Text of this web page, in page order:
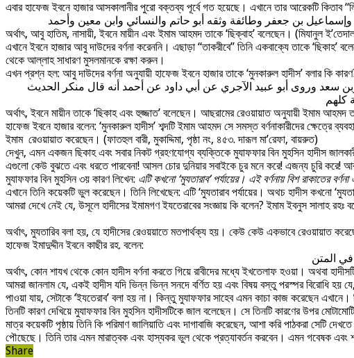
এবার হাফেজ ইবনে হাজার আসকালানীর পুরো বক্তব্য পূর্বে গত হয়েছে। এখানে তার আরেকটি কিতাব
بن جعفر وطائفة وثقه أبو حاتم والنسائي وابن معين وأحمد
অর্থাৎ, আবু হাতিম, নাসায়ী, ইবনে মায়ীন এবং ইমাম আহমদ তাকে ‘ছিক্বাহ’ বলেছেন। (মিযানুল
এখানে ইবনে হাজার আবু দাউদের বর্ণনা করেননি। এছাড়া “তাকরীবে” তিনি একবাক্যে তাকে
থেকে আল্লাহ সাধারণ মুসলমানকে রক্ষা করুন।
এখন প্রশ্ন হল: আবু দাউদের বর্ণনা অনুযায়ী হাফেজ ইবনে হাজার তাকে ‘মুনকারুল হাদীস’ বলার কি
سعد وروى أبو عبيد الآجري عن أبي داود عن أحمد أنه قال منكر الحديث
كلهم
অর্থাৎ, ইবনে মায়ীন তাকে ‘ছিকাহ এবং হুজ্জাত’ বলেছেন। আছরামের রেওয়ায়াত অনুযায়ী ইমাম
হাফেজ ইবনে হাজার বলেন: ‘মুনকারুল হাদীস’ শব্দটি ইমাম আহমদ সে সমস্ত বর্ণনাকারীদের ক্ষেত্রে
ইমাম রেওয়ায়াত করেছেন। (ফাতহুল বারী, মুকাদ্দিমা, পৃষ্ঠা নং, ৪৫৩. দারূল মা’রেফা, বায়রুত)
দেখুন, এমন একজন ছিকাহ এবং সবার নিকট গ্রহণযোগ্য ব্যক্তিকে মুযাফফার বিন মুহসিন হাদীস
এগুলো কেউ বুঝতে এবং ধরতে পারবেনা! আসল চোর দুনিয়ার সবাইকে চুর মনে করে! এজন্য চুরি করে!
মুযাফফার বিন মুহসিন ৩য় কারণ লিখেন: এটি কখনো ‘মুযতারাব’ পর্যায়ের। এই বর্ণনায় বিশ রাকাতের
এখানে তিনি কয়েকটি ভুল করেছেন। তিনি লিখেছেন: এটি ‘মুযতারাব পর্যায়ের। অথচ হাদীস কখনো
আমরা দেখে নেই যে, উসূলে হাদীসের ইমামগণ ইযতেরাবের সংজ্ঞায় কি বলেন? ইমাম ইবনুস সালাহ রহঃ
অর্থাৎ, মুযতারিব বলা হয়, যে হাদীসের রেওয়য়াতে মতপার্থক্য হয়। কেউ কেউ একভাবে রেওয়ায়াত
হাফেজ ইমাদুদ্দীন ইবনে কাছীর রহ. বলেন:
المتن
অর্থাৎ, কোন শাযখ থেকে কোন হাদীস বর্ণনা করতে গিয়ে রাবীদের মধ্যে ইখতেলাফ হওয়া। অথবা
আমরা জানলাম যে, একই হাদীস যদি ভিন্ন ভিন্ন সনদে বর্ণিত হয় এবং বিষয় বস্তু পরস্পর বিরোধি হয়
পাওয়া যায়, সেটাকে ‘ইযতেরাব’ বলা হয় না। কিন্তু মুযাফফার সাহেব এমন কাচা কাজ করেছেন এখানে।
তিনটি কারণ দেখিয়ে মুযাফফার বিন মুহসিন হাদীসটিকে জাল বলেছেন। সে তিনটি কারণের উপর
মাত্র কয়েকটি পৃষ্ঠায় তিনি কি পরিমাণ জালিয়াতি এবং দাগাবাজি করেছেন, আশা করি পাঠকরা সেটি
পৌছেছে। তিনি তার এমন মারাত্বক এবং হাস্যকর ভুল থেকে প্রত্যাবর্তন করবেন। এমন গবেষক এবং
Share